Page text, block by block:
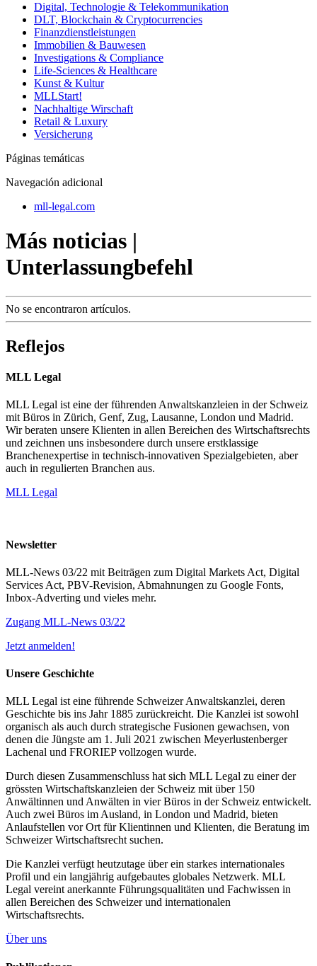
Digital, Technologie & Telekommunikation
DLT, Blockchain & Cryptocurrencies
Finanzdienstleistungen
Immobilien & Bauwesen
Investigations & Compliance
Life-Sciences & Healthcare
Kunst & Kultur
MLLStart!
Nachhaltige Wirschaft
Retail & Luxury
Versicherung
Páginas temáticas
Navegación adicional
mll-legal.com
Más noticias |
Unterlassungbefehl
No se encontraron artículos.
Reflejos
MLL Legal
MLL Legal ist eine der führenden Anwaltskanzleien in der Schweiz
mit Büros in Zürich, Genf, Zug, Lausanne, London und Madrid.
Wir beraten unsere Klienten in allen Bereichen des Wirtschaftsrechts
und zeichnen uns insbesondere durch unsere erstklassige
Branchenexpertise in technisch-innovativen Spezialgebieten, aber
auch in regulierten Branchen aus.
MLL Legal
Newsletter
MLL-News 03/22 mit Beiträgen zum Digital Markets Act, Digital
Services Act, PBV-Revision, Abmahnungen zu Google Fonts,
Inbox-Adverting und vieles mehr.
Zugang MLL-News 03/22
Jetzt anmelden!
Unsere Geschichte
MLL Legal ist eine führende Schweizer Anwaltskanzlei, deren
Geschichte bis ins Jahr 1885 zurückreicht. Die Kanzlei ist sowohl
organisch als auch durch strategische Fusionen gewachsen, von
denen die Jüngste am 1. Juli 2021 zwischen Meyerlustenberger
Lachenal und FRORIEP vollzogen wurde.
Durch diesen Zusammenschluss hat sich MLL Legal zu einer der
grössten Wirtschaftskanzleien der Schweiz mit über 150
Anwältinnen und Anwälten in vier Büros in der Schweiz entwickelt.
Auch zwei Büros im Ausland, in London und Madrid, bieten
Anlaufstellen vor Ort für Klientinnen und Klienten, die Beratung im
Schweizer Wirtschaftsrecht suchen.
Die Kanzlei verfügt heutzutage über ein starkes internationales
Profil und ein langjährig aufgebautes globales Netzwerk. MLL
Legal vereint anerkannte Führungsqualitäten und Fachwissen in
allen Bereichen des Schweizer und internationalen
Wirtschaftsrechts.
Über uns